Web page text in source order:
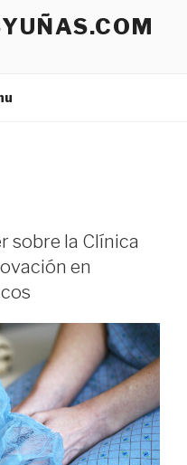
sobre la Clínica
en